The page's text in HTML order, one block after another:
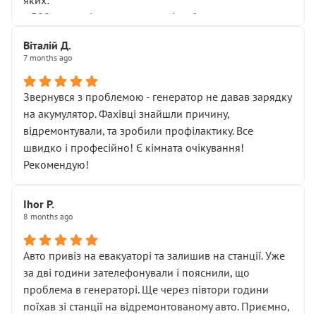
• 300 грн — діагностика гальмівної системи
НЕ погоджував
послуга. Тим більше, я був поруч і жодної реальної
діагностики ходової не проводилось. Після
зауваження гроші за цю “послугу” повернули, що
лише підтвердило мою правоту.
Але головне — я виїжджаю з боксу, і скрип у гальмах
залишився таким самим, як і був. Тобто оплачена
Далі ситуація тільки погіршилась:
• сказали, що тепер “потрібно знімати колеса”
• що біля авто стояти вже не можна
• почали озвучувати купу додаткових робіт без
чіткого пояснення
( ну все зняли та доробили) дякую!
Окремий момент, який виглядає абсурдно:
Віталій Д.
7 months ago
Звернувся з проблемою - генератор не давав зарядку
на акумулятор. Фахівці знайшли причину,
відремонтували, та зробили профілактику. Все
швидко і професійно! Є кімната очікування!
Рекомендую!
Ihor P.
8 months ago
Авто привіз на евакуаторі та залишив на станції. Уже
за дві години зателефонували і пояснили, що
проблема в генераторі. Ще через півтори години
поїхав зі станції на відремонтованому авто. Приємно,